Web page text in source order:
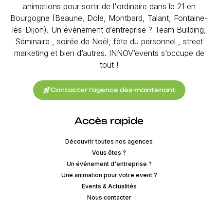
animations pour sortir de l'ordinaire dans le 21 en
Bourgogne (Beaune, Dole, Montbard, Talant, Fontaine-
lès-Dijon). Un évènement d’entreprise ? Team Building,
Séminaire , soirée de Noël, fête du personnel , street
marketing et bien d’autres. INNOV’events s’occupe de
tout !
rocket_launchContacter l'agence dès-maintenant
Accès rapide
Découvrir toutes nos agences
Vous êtes ?
Un événement d'entreprise ?
Une animation pour votre event ?
Events & Actualités
Nous contacter